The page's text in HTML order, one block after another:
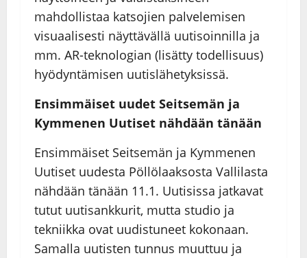
mahdollistaa katsojien palvelemisen
visuaalisesti näyttävällä uutisoinnilla ja
mm. AR-teknologian (lisätty todellisuus)
hyödyntämisen uutislähetyksissä.
Ensimmäiset uudet Seitsemän ja
Kymmenen Uutiset nähdään tänään
Ensimmäiset Seitsemän ja Kymmenen
Uutiset uudesta Pöllölaaksosta Vallilasta
nähdään tänään 11.1. Uutisissa jatkavat
tutut uutisankkurit, mutta studio ja
tekniikka ovat uudistuneet kokonaan.
Samalla uutisten tunnus muuttuu ja